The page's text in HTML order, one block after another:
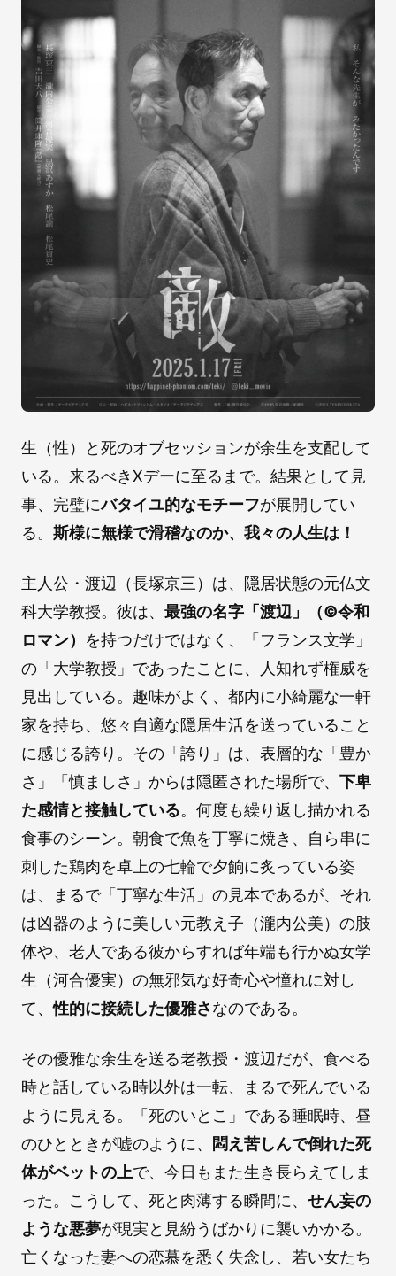
生（性）と死のオブセッションが余生を支配して
いる。来るべきXデーに至るまで。結果として見
事、完璧にバタイユ的なモチーフが展開してい
る。 斯様に無様で滑稽なのか、我々の人生は！
主人公・渡辺（長塚京三）は、隠居状態の元仏文
科大学教授。彼は、 最強の名字「渡辺」（©️令和
ロマン） を持つだけではなく、「フランス文学」
の「大学教授」であったことに、人知れず権威を
見出している。趣味がよく、都内に小綺麗な一軒
家を持ち、悠々自適な隠居生活を送っていること
に感じる誇り。その「誇り」は、表層的な「豊か
さ」「慎ましさ」からは隠匿された場所で、 下卑
た感情と接触している。何度も繰り返し描かれる
食事のシーン。朝食で魚を丁寧に焼き、自ら串に
刺した鶏肉を卓上の七輪で夕餉に炙っている姿
は、まるで「丁寧な生活」の見本であるが、それ
は凶器のように美しい元教え子（瀧内公美）の肢
体や、老人である彼からすれば年端も行かぬ女学
生（河合優実）の無邪気な好奇心や憧れに対し
て、性的に接続した優雅さなのである。
その優雅な余生を送る老教授・渡辺だが、食べる
時と話している時以外は一転、まるで死んでいる
ように見える。「死のいとこ」である睡眠時、昼
のひとときが嘘のように、
悶え苦しんで倒れた死
体がベットの上で、今日もまた生き長らえてしま
った。こうして、死と肉薄する瞬間に、 せん妄の
ような悪夢が現実と見紛うばかりに襲いかかる。
亡くなった妻への恋慕を悉く失念し、若い女たち